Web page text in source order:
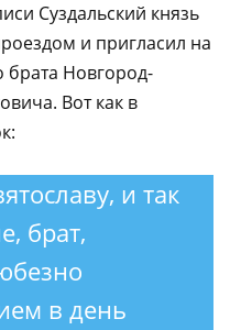
Суздальский князь
и пригласил на
брата Новгород-
Вот как в
и так
брат,
в день